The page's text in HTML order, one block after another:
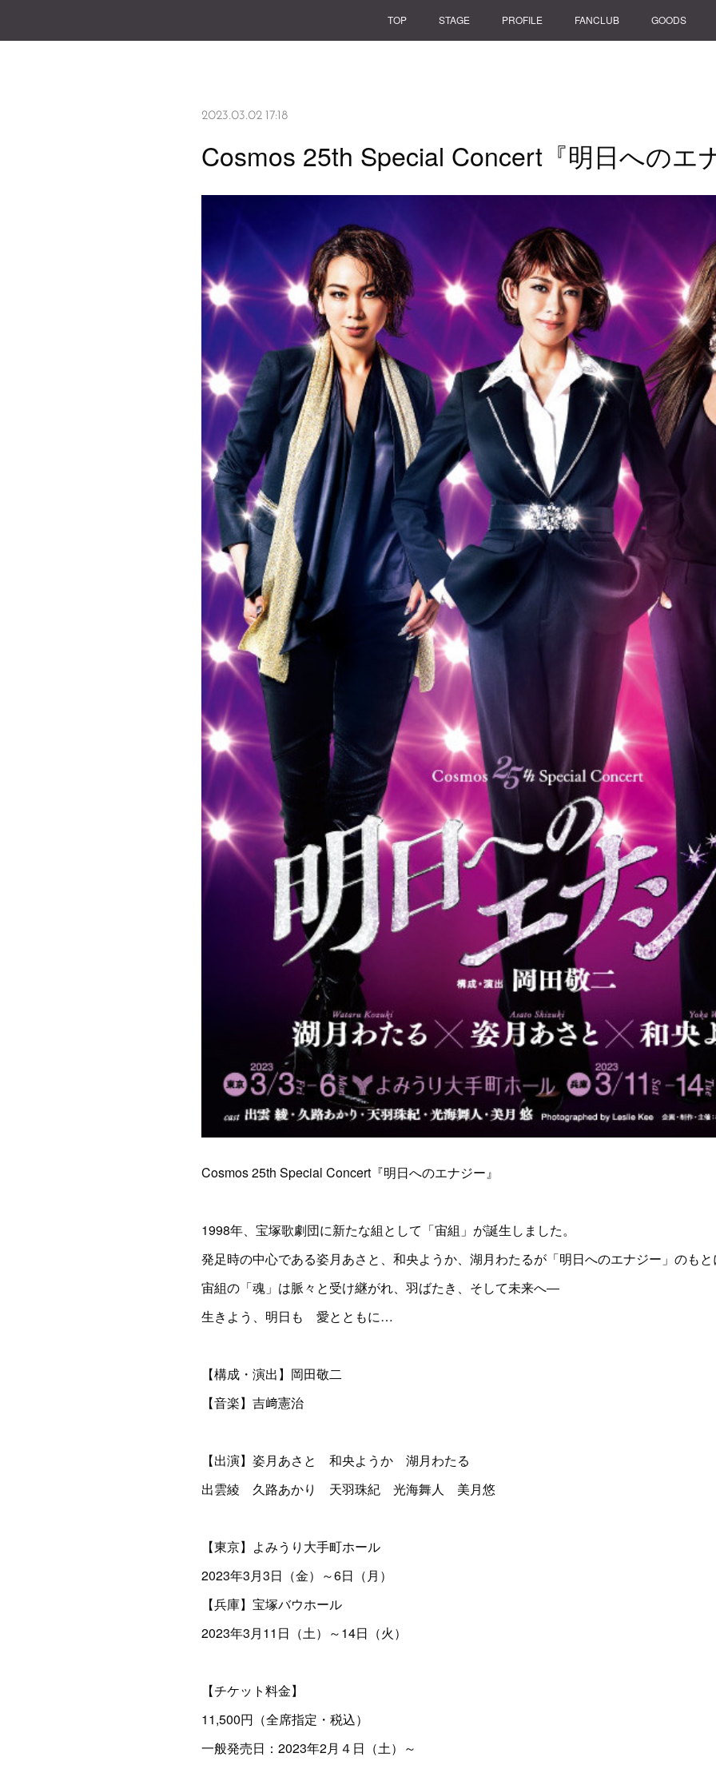
TOP STAGE PROFILE FANCLUB GOODS
2023.03.02 17:18
Cosmos 25th Special Concert『明日へのエ
Cosmos 25th Special Concert『明日へのエナジー』
1998年、宝塚歌劇団に新たな組として「宙組」が誕生しました。
発足時の中心である姿月あさと、和央ようか、湖月わたるが「明日へのエナジー」のも
宙組の「魂」は脈々と受け継がれ、羽ばたき、そして未来へ―
生きよう、明日も 愛とともに…
【構成・演出】岡田敬二
【音楽】吉﨑憲治
【出演】姿月あさと 和央ようか 湖月わたる
出雲綾 久路あかり 天羽珠紀 光海舞人 美月悠
【東京】よみうり大手町ホール
2023年3月3日（金）～6日（月）
【兵庫】宝塚バウホール
2023年3月11日（土）～14日（火）
【チケット料金】
11,500円（全席指定・税込）
一般発売日：2023年2月４日（土）～